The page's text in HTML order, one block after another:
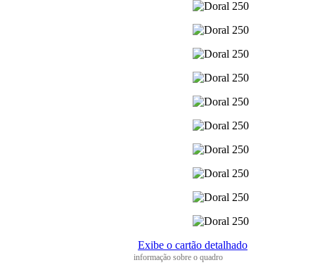
Exibe o cartão detalhado
informação sobre o quadro